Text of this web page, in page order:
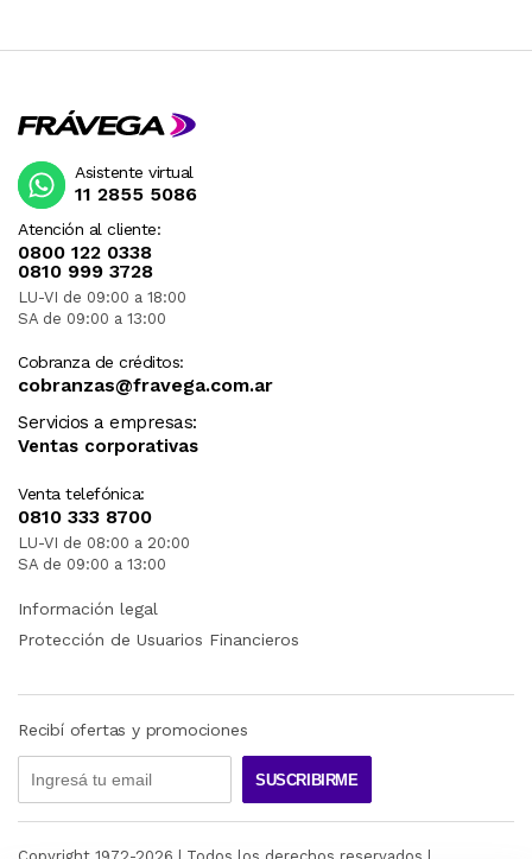
Atención al cliente:
0800 122 0338
0810 999 3728
LU-VI de 09:00 a 18:00
SA de 09:00 a 13:00
Cobranza de créditos:
cobranzas@fravega.com.ar
Servicios a empresas:
Ventas corporativas
Venta telefónica:
0810 333 8700
LU-VI de 08:00 a 20:00
SA de 09:00 a 13:00
Asistente virtual
11 2855 5086
Información legal
Protección de Usuarios Financieros
Recibí ofertas y promociones
SUSCRIBIRME